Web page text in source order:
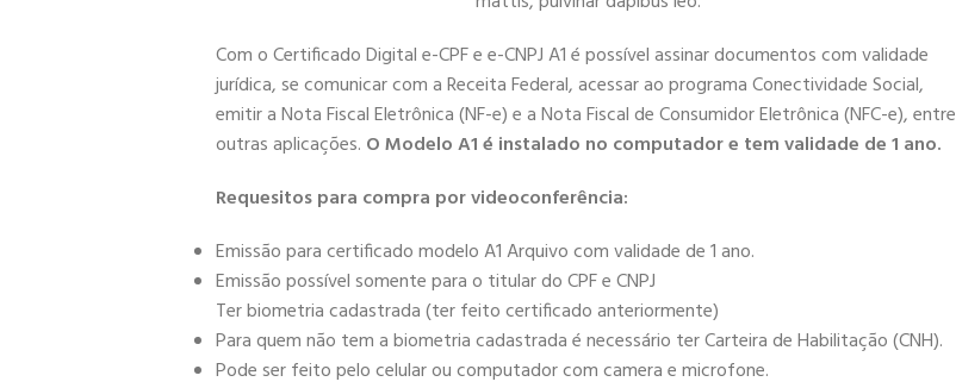
Com o Certificado Digital e-CPF e e-CNPJ A1 é possível assinar documentos com validade
jurídica, se comunicar com a Receita Federal, acessar ao programa Conectividade Social,
emitir a Nota Fiscal Eletrônica (NF-e) e a Nota Fiscal de Consumidor Eletrônica (NFC-e), entre
outras aplicações. O Modelo A1 é instalado no computador e tem validade de 1 ano.
Requesitos para compra por videoconferência:
Emissão para certificado modelo A1 Arquivo com validade de 1 ano.
Emissão possível somente para o titular do CPF e CNPJ
Ter biometria cadastrada (ter feito certificado anteriormente)
Para quem não tem a biometria cadastrada é necessário ter Carteira de Habilitação (CNH).
Pode ser feito pelo celular ou computador com camera e microfone.